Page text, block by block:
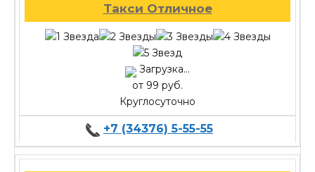
Такси Отличное
Загрузка...
от 99 руб.
Круглосуточно
+7 (34376) 5-55-55